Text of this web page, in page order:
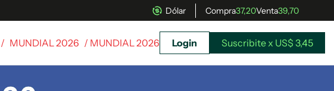
Dólar Compra37,20Venta39,70
/ MUNDIAL 2026 / MUNDIAL 2026 Login Suscribite x US$ 3,45